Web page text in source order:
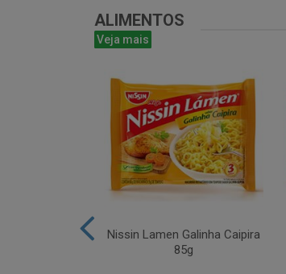
ALIMENTOS
Veja mais
Nissin Lamen Galinha Caipira
85g